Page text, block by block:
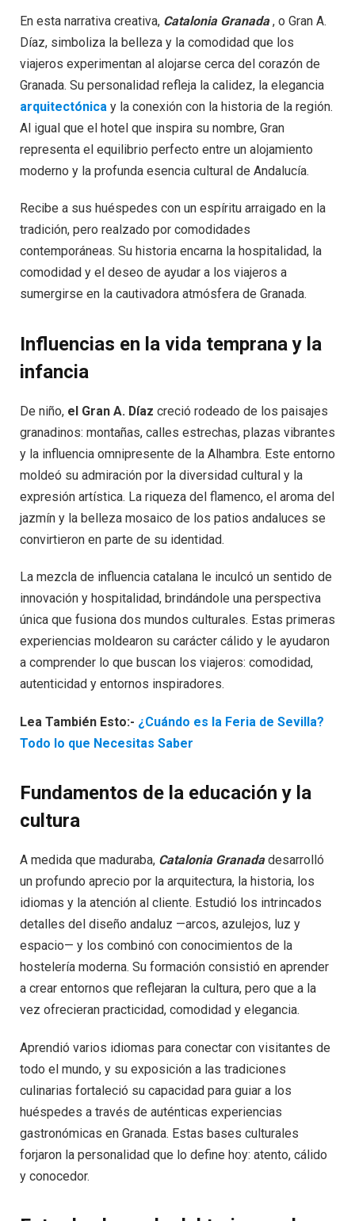
En esta narrativa creativa, Catalonia Granada, o Gran A.
Díaz, simboliza la belleza y la comodidad que los
viajeros experimentan al alojarse cerca del corazón de
Granada. Su personalidad refleja la calidez, la elegancia
arquitectónica y la conexión con la historia de la región.
Al igual que el hotel que inspira su nombre, Gran
representa el equilibrio perfecto entre un alojamiento
moderno y la profunda esencia cultural de Andalucía.
Recibe a sus huéspedes con un espíritu arraigado en la
tradición, pero realzado por comodidades
contemporáneas. Su historia encarna la hospitalidad, la
comodidad y el deseo de ayudar a los viajeros a
sumergirse en la cautivadora atmósfera de Granada.
Influencias en la vida temprana y la
infancia
De niño, el Gran A. Díaz creció rodeado de los paisajes
granadinos: montañas, calles estrechas, plazas vibrantes
y la influencia omnipresente de la Alhambra. Este entorno
moldeó su admiración por la diversidad cultural y la
expresión artística. La riqueza del flamenco, el aroma del
jazmín y la belleza mosaico de los patios andaluces se
convirtieron en parte de su identidad.
La mezcla de influencia catalana le inculcó un sentido de
innovación y hospitalidad, brindándole una perspectiva
única que fusiona dos mundos culturales. Estas primeras
experiencias moldearon su carácter cálido y le ayudaron
a comprender lo que buscan los viajeros: comodidad,
autenticidad y entornos inspiradores.
Lea También Esto:- ¿Cuándo es la Feria de Sevilla?
Todo lo que Necesitas Saber
Fundamentos de la educación y la
cultura
A medida que maduraba, Catalonia Granadadesarrolló
un profundo aprecio por la arquitectura, la historia, los
idiomas y la atención al cliente. Estudió los intrincados
detalles del diseño andaluz —arcos, azulejos, luz y
espacio— y los combinó con conocimientos de la
hostelería moderna. Su formación consistió en aprender
a crear entornos que reflejaran la cultura, pero que a la
vez ofrecieran practicidad, comodidad y elegancia.
Aprendió varios idiomas para conectar con visitantes de
todo el mundo, y su exposición a las tradiciones
culinarias fortaleció su capacidad para guiar a los
huéspedes a través de auténticas experiencias
gastronómicas en Granada. Estas bases culturales
forjaron la personalidad que lo define hoy: atento, cálido
y conocedor.